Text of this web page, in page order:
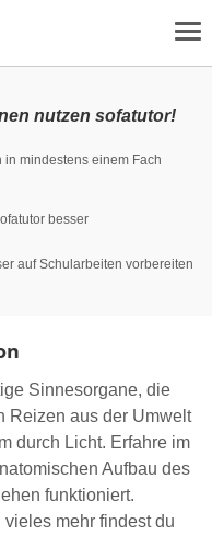
nutzen sofatutor!
in mindestens einem Fach
besser
auf Schularbeiten vorbereiten
Sinnesorgane, die
Reizen aus der Umwelt
durch Licht. Erfahre im
Aufbau des
funktioniert.
vieles mehr findest du